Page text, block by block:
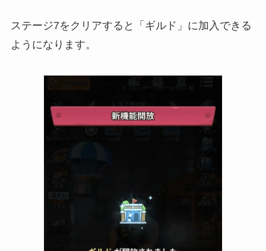
ステージ7をクリアすると「ギルド」に加入できる
ようになります。